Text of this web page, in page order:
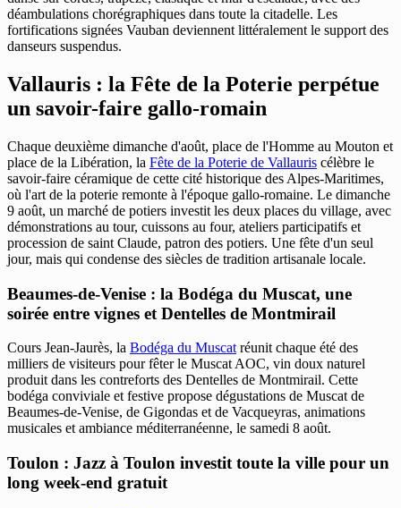
déambulations chorégraphiques dans toute la citadelle. Les
fortifications signées Vauban deviennent littéralement le support des
danseurs suspendus.
Vallauris : la Fête de la Poterie perpétue
un savoir-faire gallo-romain
Chaque deuxième dimanche d'août, place de l'Homme au Mouton et
place de la Libération, la Fête de la Poterie de Vallauris célèbre le
savoir-faire céramique de cette cité historique des Alpes-Maritimes,
où l'art de la poterie remonte à l'époque gallo-romaine. Le dimanche
9 août, un marché de potiers investit les deux places du village, avec
démonstrations au tour, cuissons au four, ateliers participatifs et
procession de saint Claude, patron des potiers. Une fête d'un seul
jour, mais qui condense des siècles de tradition artisanale locale.
Beaumes-de-Venise : la Bodéga du Muscat, une
soirée entre vignes et Dentelles de Montmirail
Cours Jean-Jaurès, la Bodéga du Muscat réunit chaque été des
milliers de visiteurs pour fêter le Muscat AOC, vin doux naturel
produit dans les contreforts des Dentelles de Montmirail. Cette
bodéga conviviale et festive propose dégustations de Muscat de
Beaumes-de-Venise, de Gigondas et de Vacqueyras, animations
musicales et ambiance méditerranéenne, le samedi 8 août.
Toulon : Jazz à Toulon investit toute la ville pour un
long week-end gratuit